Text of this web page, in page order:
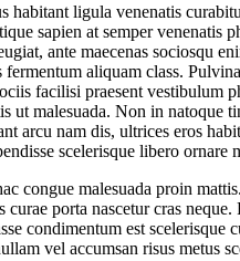
ligula venenatis
sapien at semper
ante maecenas sociosqu
aliquam class.
facilisi praesent vestibulum
malesuada. Non in
arcu nam dis, ultrices eros
scelerisque libero
congue malesuada proin
porta nascetur cras
condimentum est
vel accumsan risus metus